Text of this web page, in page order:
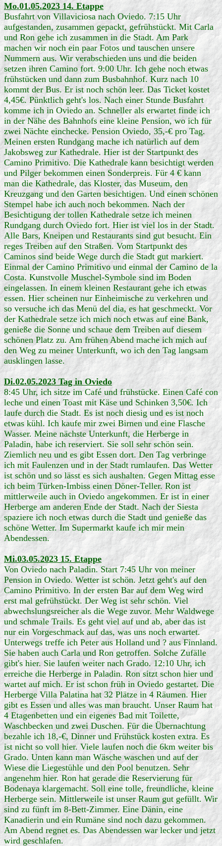
Mo.01.05.2023 14. Etappe
Busfahrt von Villaviciosa nach Oviedo. 7:15 Uhr
aufgestanden, zusammen gepackt, gefrühstückt. Mit Carla
und Ron gehe ich zusammen in die Stadt. Am Park
machen wir noch ein paar Fotos und tauschen unsere
Nummern aus. Wir verabschieden uns und die beiden
setzen ihren Camino fort. 9:00 Uhr. Ich gehe noch etwas
frühstücken und dann zum Busbahnhof. Kurz nach 10
kommt der Bus. Er ist noch schön leer. Das Ticket kostet
4,45€. Pünktlich geht's los. Nach einer Stunde Busfahrt
komme ich in Oviedo an. Schneller als erwartet finde ich
in der Nähe des Bahnhofs eine kleine Pension, wo ich für
zwei Nächte einchecke. Pension Oviedo, 35,-€ pro Tag.
Meinen ersten Rundgang mache ich natürlich auf dem
Jakobsweg zur Kathedrale. Hier ist der Startpunkt des
Camino Primitivo. Die Kathedrale kann besichtigt werden
und Pilger bekommen einen Sonderpreis. Für 4 € kann
man die Kathedrale, das Kloster, das Museum, den
Kreuzgang und den Garten besichtigen. Und einen schönen
Stempel habe ich auch noch bekommen. Nach der
Besichtigung der tollen Kathedrale setze ich meinen
Rundgang durch Oviedo fort. Hier ist viel los in der Stadt.
Alle Bars, Kneipen und Restaurants sind gut besucht. Ein
reges Treiben auf den Straßen. Vom Startpunkt des
Caminos sind beide Wege durch die Stadt gut markiert.
Einmal der Camino Primitivo und einmal der Camino de la
Costa. Kunstvolle Muschel-Symbole sind im Boden
eingelassen. In einem kleinen Restaurant gehe ich etwas
essen. Hier scheinen nur Einheimische zu verkehren und
so versuche ich das Menü del dia, es hat geschmeckt. Vor
der Kathedrale setze ich mich noch etwas auf eine Bank,
genieße die Sonne und schaue dem Treiben auf diesem
schönen Platz zu. Am frühen Abend mache ich mich auf
den Weg zu meiner Unterkunft, wo ich den Tag langsam
ausklingen lasse.
Di.02.05.2023 Tag in Oviedo
8:45 Uhr, ich sitze im Café und frühstücke. Einen Café con
leche und einen Toast mit Käse und Schinken 3,50€. Ich
laufe durch die Stadt. Es ist noch diesig und es ist noch
etwas kühl. Ich kaufe mir zwei Birnen und eine Flasche
Wasser. Meine nächste Unterkunft, die Herberge in
Paladin, habe ich reserviert. Sie soll sehr schön sein.
Ziemlich neu und es gibt Essen dort. Den Tag verbringe
ich mit Faulenzen und in der Stadt rumlaufen. Das Wetter
ist schön und so lässt es sich aushalten. Gegen Mittag esse
ich beim Türken-Imbiss einen Döner-Teller. Ron ist
mittlerweile auch in Oviedo angekommen. Er ist in einer
Herberge am anderen Ende der Stadt. Nach der Siesta
spaziere ich noch etwas durch die Stadt und genieße das
schöne Wetter. Im Supermarkt kaufe ich mir mein
Abendessen.
Mi.03.05.2023 15. Etappe
Von Oviedo nach Paladin. Start 7:45 Uhr von meiner
Pension in Oviedo. Wetter ist schön. Jetzt geht's auf den
Camino Primitivo. In der ersten Bar auf dem Weg wird
erst mal gefrühstückt. Der Weg ist sehr schön. Viel
abwechslungsreicher als die Wege zuvor. Mehr Waldwege
und schmale Trails. Es geht viel auf und ab, aber das ist
nur ein Vorgeschmack auf das, was uns noch erwartet.
Unterwegs treffe ich Peter aus Holland und ? aus Finnland.
Sie haben auch Carla und Ron getroffen. Solche Zufälle
gibt's hier. Sie laufen weiter nach Grado. 12:10 Uhr, ich
erreiche die Herberge in Paladin. Ron sitzt schon hier und
wartet auf mich. Er ist schon früh in Oviedo gestartet. Die
Herberge Villa Palatina hat 32 Plätze in 4 Räumen. Hier
gibt es Essen und alles was man braucht. Unser Raum hat
4 Etagenbetten und ein eigenes Bad mit Toilette,
Waschbecken und zwei Duschen. Für die Übernachtung
bezahle ich 18,-€, Dinner und Frühstück kosten extra. Es
ist nicht so voll hier. Viele laufen noch die 6km weiter bis
Grado. Unten kann man Wäsche waschen und auf der
Wiese die Liegestühle und den Pool benutzen. Sehr
angenehm hier. Ron hat gerade die Reservierung für
Bodenaya klargemacht. Soll eine tolle, freundliche, kleine
Herberge sein. Mittlerweile ist unser Raum gut gefüllt. Wir
sind zu fünft im 8-Bett-Zimmer. Eine Dänin, eine
Kanadierin und ein Rumäne sind noch dazu gekommen.
Am Abend regnet es. Das Abendessen war lecker und jetzt
wird geschlafen.